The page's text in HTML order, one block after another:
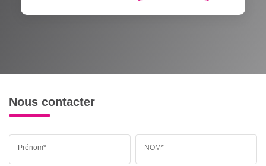
Nous contacter
Prénom* NOM*